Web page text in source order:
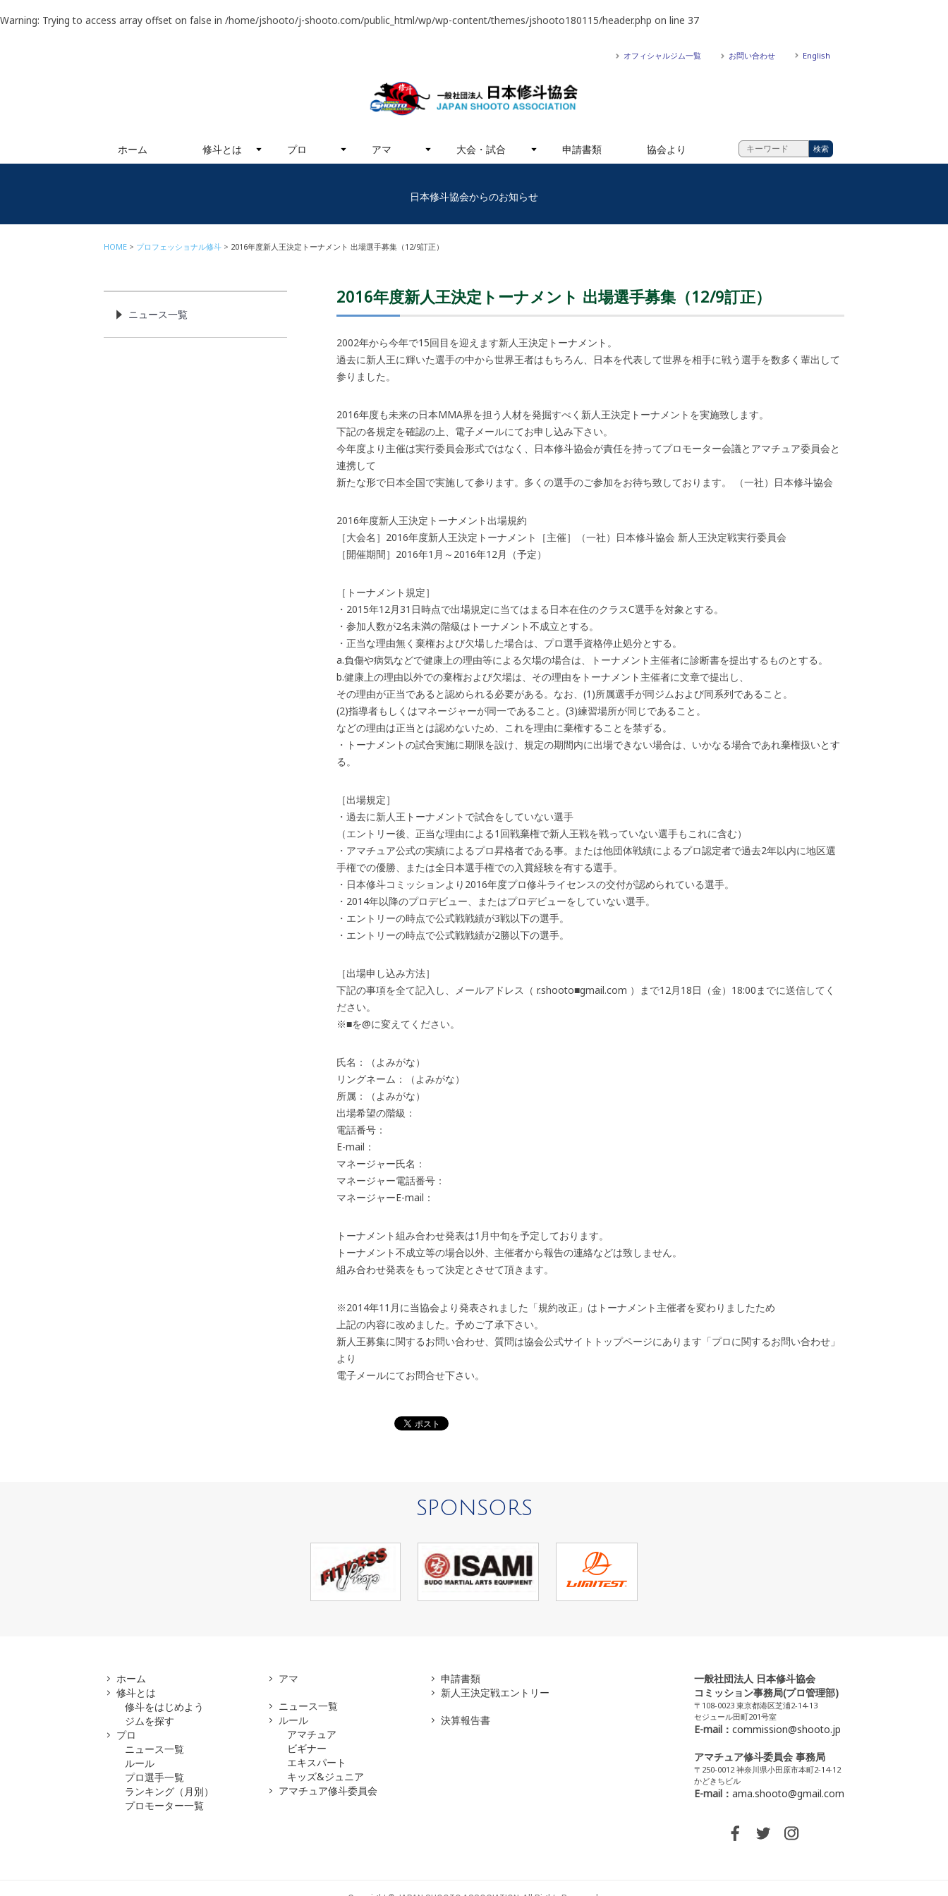
Warning: Trying to access array offset on false in /home/jshooto/j-shooto.com/public_html/wp/wp-content/themes/jshooto180115/header.php on line 37
オフィシャルジム一覧 お問い合わせ English
ホーム 修斗とは プロ アマ 大会・試合 申請書類 協会より
日本修斗協会からのお知らせ
HOME プロフェッショナル修斗 2016年度新人王決定トーナメント 出場選手募集（12/9訂正）
2016年度新人王決定トーナメント 出場選手募集（12/9訂正）
2002年から今年で15回目を迎えます新人王決定トーナメント。
過去に新人王に輝いた選手の中から世界王者はもちろん、日本を代表して世界を相手に戦う選手を数多く輩出して
参りました。
2016年度も未来の日本MMA界を担う人材を発掘すべく新人王決定トーナメントを実施致します。
下記の各規定を確認の上、電子メールにてお申し込み下さい。
今年度より主催は実行委員会形式ではなく、日本修斗協会が責任を持ってプロモーター会議とアマチュア委員会と
連携して
新たな形で日本全国で実施して参ります。多くの選手のご参加をお待ち致しております。 （一社）日本修斗協会
2016年度新人王決定トーナメント出場規約
［大会名］2016年度新人王決定トーナメント［主催］（一社）日本修斗協会 新人王決定戦実行委員会
［開催期間］2016年1月～2016年12月（予定）
［トーナメント規定］
・2015年12月31日時点で出場規定に当てはまる日本在住のクラスC選手を対象とする。
・参加人数が2名未満の階級はトーナメント不成立とする。
・正当な理由無く棄権および欠場した場合は、プロ選手資格停止処分とする。
a.負傷や病気などで健康上の理由等による欠場の場合は、トーナメント主催者に診断書を提出するものとする。
b.健康上の理由以外での棄権および欠場は、その理由をトーナメント主催者に文章で提出し、
その理由が正当であると認められる必要がある。なお、(1)所属選手が同ジムおよび同系列であること。
(2)指導者もしくはマネージャーが同一であること。(3)練習場所が同じであること。
などの理由は正当とは認めないため、これを理由に棄権することを禁ずる。
・トーナメントの試合実施に期限を設け、規定の期間内に出場できない場合は、いかなる場合であれ棄権扱いとす
る。
［出場規定］
・過去に新人王トーナメントで試合をしていない選手
（エントリー後、正当な理由による1回戦棄権で新人王戦を戦っていない選手もこれに含む）
・アマチュア公式の実績によるプロ昇格者である事。または他団体戦績によるプロ認定者で過去2年以内に地区選
手権での優勝、または全日本選手権での入賞経験を有する選手。
・日本修斗コミッションより2016年度プロ修斗ライセンスの交付が認められている選手。
・2014年以降のプロデビュー、またはプロデビューをしていない選手。
・エントリーの時点で公式戦戦績が3戦以下の選手。
・エントリーの時点で公式戦戦績が2勝以下の選手。
［出場申し込み方法］
下記の事項を全て記入し、メールアドレス（ r.shooto■gmail.com ）まで12月18日（金）18:00までに送信してく
ださい。
※■を@に変えてください。
氏名：（よみがな）
リングネーム：（よみがな）
所属：（よみがな）
出場希望の階級：
電話番号：
E-mail：
マネージャー氏名：
マネージャー電話番号：
マネージャーE-mail：
トーナメント組み合わせ発表は1月中旬を予定しております。
トーナメント不成立等の場合以外、主催者から報告の連絡などは致しません。
組み合わせ発表をもって決定とさせて頂きます。
※2014年11月に当協会より発表されました「規約改正」はトーナメント主催者を変わりましたため
上記の内容に改めました。予めご了承下さい。
新人王募集に関するお問い合わせ、質問は協会公式サイトトップページにあります「プロに関するお問い合わせ」
より
電子メールにてお問合せ下さい。
ニュース一覧
SPONSORS
ホーム
修斗とは
修斗をはじめよう
ジムを探す
プロ
ニュース一覧
ルール
プロ選手一覧
ランキング（月別）
プロモーター一覧
アマ
ニュース一覧
ルール
アマチュア
ビギナー
エキスパート
キッズ&ジュニア
アマチュア修斗委員会
申請書類
新人王決定戦エントリー
決算報告書
一般社団法人 日本修斗協会
コミッション事務局(プロ管理部)
〒108-0023 東京都港区芝浦2-14-13
セジュール田町201号室
E-mail： commission@shooto.jp
アマチュア修斗委員会 事務局
〒250-0012 神奈川県小田原市本町2-14-12
かどきちビル
E-mail： ama.shooto@gmail.com